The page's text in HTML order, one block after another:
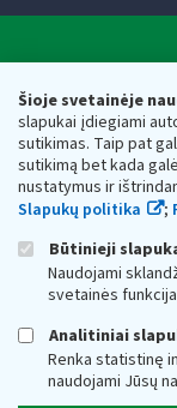
Šioje svetainėje
slapukai įdiegiami
sutikimas. Taip pat
sutikimą bet kada
nustatymus ir
Slapukų politika
;
Būtinieji
Naudojami
svetainės
Analitiniai
Renka statistinę
naudojami Jūsų
Respublikos
Biudžetinė įstaiga.
adresas: Vasario
vmi@vmi.lt, E.
Duomenys apie
Respublikos